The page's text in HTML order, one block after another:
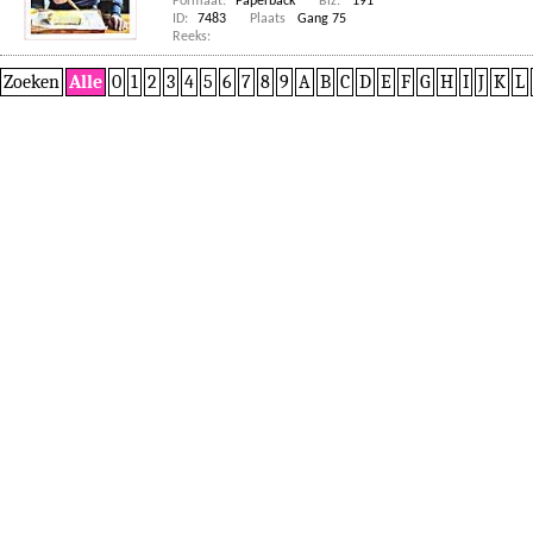
ID:
7483 Plaats
Gang 75
Reeks:
Zoeken Alle 0 1 2 3 4 5 6 7 8 9 A B C D E F G H I J K L